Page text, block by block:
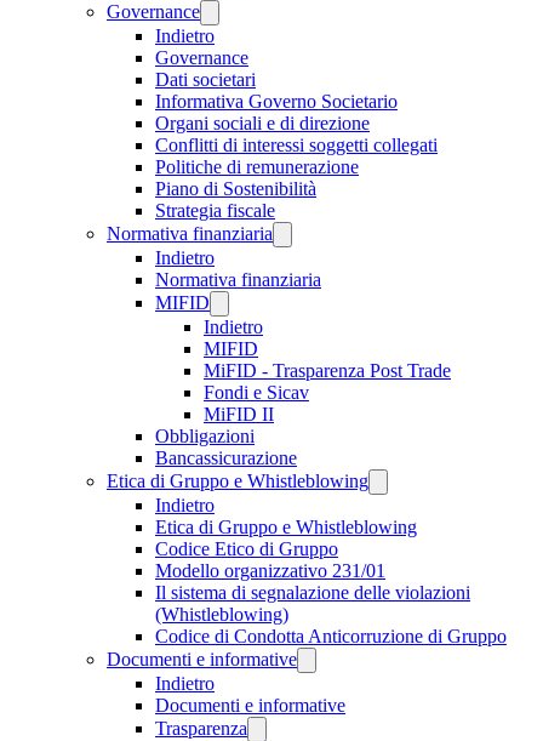
Governance
Indietro
Governance
Dati societari
Informativa Governo Societario
Organi sociali e di direzione
Conflitti di interessi soggetti collegati
Politiche di remunerazione
Piano di Sostenibilità
Strategia fiscale
Normativa finanziaria
Indietro
Normativa finanziaria
MIFID
Indietro
MIFID
MiFID - Trasparenza Post Trade
Fondi e Sicav
MiFID II
Obbligazioni
Bancassicurazione
Etica di Gruppo e Whistleblowing
Indietro
Etica di Gruppo e Whistleblowing
Codice Etico di Gruppo
Modello organizzativo 231/01
Il sistema di segnalazione delle violazioni
(Whistleblowing)
Codice di Condotta Anticorruzione di Gruppo
Documenti e informative
Indietro
Documenti e informative
Trasparenza